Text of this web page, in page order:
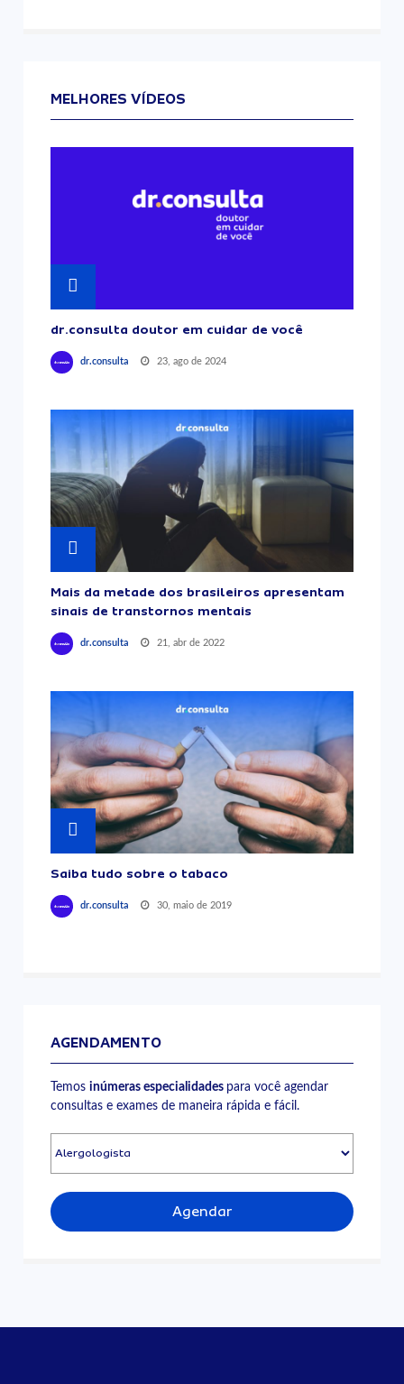
MELHORES VÍDEOS
dr.consulta doutor em cuidar de você
dr.consulta 23, ago de 2024
Mais da metade dos brasileiros apresentam
sinais de transtornos mentais
dr.consulta 21, abr de 2022
Saiba tudo sobre o tabaco
dr.consulta 30, maio de 2019
AGENDAMENTO
Temosinúmeras especialidades para você agendar
consultas e exames de maneira rápida e fácil.
Agendar